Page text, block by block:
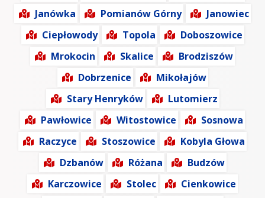
Janówka
Pomianów Górny
Janowiec
Ciepłowody
Topola
Doboszowice
Mrokocin
Skalice
Brodziszów
Dobrzenice
Mikołajów
Stary Henryków
Lutomierz
Pawłowice
Witostowice
Sosnowa
Raczyce
Stoszowice
Kobyla Głowa
Dzbanów
Różana
Budzów
Karczowice
Stolec
Cienkowice